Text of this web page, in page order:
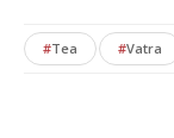
#Tea #Vatra